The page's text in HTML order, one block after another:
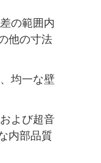
の範囲内
他の寸法
均一な壁
よび超音
内部品質